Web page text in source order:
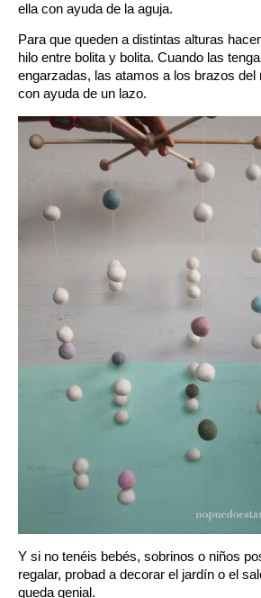
ella con ayuda de la aguja.
Para que queden a distintas alturas
hilo entre bolita y bolita. Cuando las
engarzadas, las atamos a los brazos del
con ayuda de un lazo.
Y si no tenéis bebés, sobrinos o niños
regalar, probad a decorar el jardín o el
queda genial.